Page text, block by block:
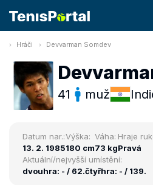
Hráči Devvarman Somdev
41 muž
Datum nar.:
13. 2. 1985
Výška:
180 cm
Váha:
73 kg
Hraje
Pravá
Aktuální/nejvyšší umístění:
dvouhra: - / 62.čtyřhra: - / 139.